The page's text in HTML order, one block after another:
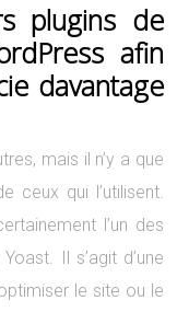
plugins de
afin
davantage
mais il n’y a que
ceux qui l’utilisent.
l’un des
Il s’agit d’une
le site ou le